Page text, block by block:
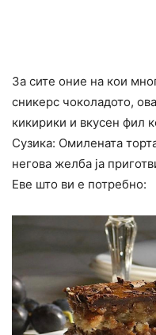
За сите оние на кои
сникерс чоколадото,
кикирики и вкусен фил
Сузика: Омилената
негова желба ја
Еве што ви е потребно: